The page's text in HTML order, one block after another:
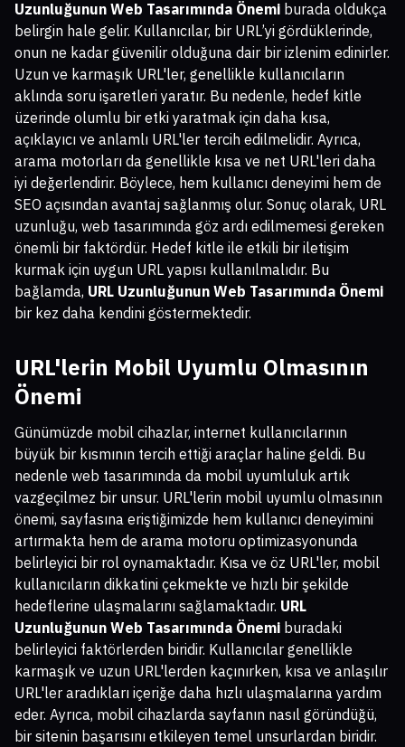
Uzunluğunun Web Tasarımında Önemi burada oldukça
belirgin hale gelir. Kullanıcılar, bir URL’yi gördüklerinde,
onun ne kadar güvenilir olduğuna dair bir izlenim edinirler.
Uzun ve karmaşık URL'ler, genellikle kullanıcıların
aklında soru işaretleri yaratır. Bu nedenle, hedef kitle
üzerinde olumlu bir etki yaratmak için daha kısa,
açıklayıcı ve anlamlı URL'ler tercih edilmelidir. Ayrıca,
arama motorları da genellikle kısa ve net URL'leri daha
iyi değerlendirir. Böylece, hem kullanıcı deneyimi hem de
SEO açısından avantaj sağlanmış olur. Sonuç olarak, URL
uzunluğu, web tasarımında göz ardı edilmemesi gereken
önemli bir faktördür. Hedef kitle ile etkili bir iletişim
kurmak için uygun URL yapısı kullanılmalıdır. Bu
bağlamda, URL Uzunluğunun Web Tasarımında Önemi
bir kez daha kendini göstermektedir.
URL'lerin Mobil Uyumlu Olmasının
Önemi
Günümüzde mobil cihazlar, internet kullanıcılarının
büyük bir kısmının tercih ettiği araçlar haline geldi. Bu
nedenle web tasarımında da mobil uyumluluk artık
vazgeçilmez bir unsur. URL'lerin mobil uyumlu olmasının
önemi, sayfasına eriştiğimizde hem kullanıcı deneyimini
artırmakta hem de arama motoru optimizasyonunda
belirleyici bir rol oynamaktadır. Kısa ve öz URL'ler, mobil
kullanıcıların dikkatini çekmekte ve hızlı bir şekilde
hedeflerine ulaşmalarını sağlamaktadır. URL
Uzunluğunun Web Tasarımında Önemi buradaki
belirleyici faktörlerden biridir. Kullanıcılar genellikle
karmaşık ve uzun URL'lerden kaçınırken, kısa ve anlaşılır
URL'ler aradıkları içeriğe daha hızlı ulaşmalarına yardım
eder. Ayrıca, mobil cihazlarda sayfanın nasıl göründüğü,
bir sitenin başarısını etkileyen temel unsurlardan biridir.